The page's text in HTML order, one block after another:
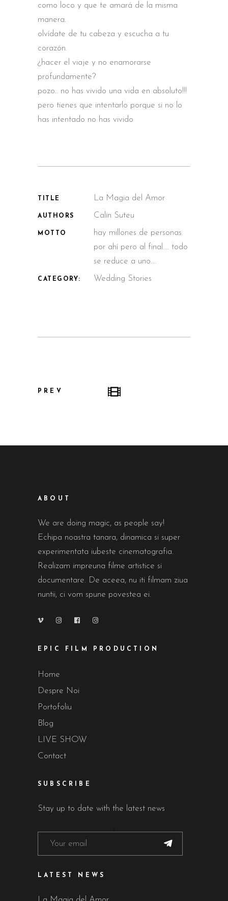
como loco y que te amará de la misma
manera.
olvídate de tu cabeza y escucha a tu
corazón.
¿hacer el viaje y no enamorarse
profundamente?
pozo.. no has vivido una vida en absoluto!!!
pero tienes que intentarlo porque si no lo
has intentado no has vivido
TITLE La Magia del Amor
AUTHORS Calin Suteu
MOTTO
hay millones de personas
por ahí pero al final.... todo
se reduce a uno....
CATEGORY: Wedding Stories
PREV
ABOUT
We are doing magic, as people say!
Echipa noastra tanara, dinamica si super
experimentata iubeste cinematografia.
Realizam impreuna filme artistice si
documentare. De aceea, nu iti filmam ziua
nuntii, ci vom spune povestea ei.
EPIC FILM PRODUCTION
Home
Despre Noi
Portofoliu
Blog
LIVE SHOW
Contact
SUBSCRIBE
Stay up to date with the latest news
LATEST NEWS